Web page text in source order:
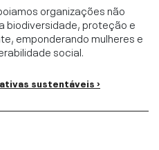
organizações não
biodiversidade, proteção e
emponderando mulheres e
social.
sustentáveis ›